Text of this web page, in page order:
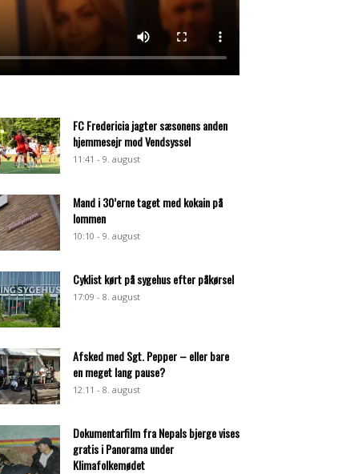
FC Fredericia jagter sæsonens anden
hjemmesejr mod Vendsyssel
11:41 - 9. august
Mand i 30’erne taget med kokain på
lommen
10:10 - 9. august
Cyklist kørt på sygehus efter påkørsel
17:09 - 8. august
Afsked med Sgt. Pepper – eller bare
en meget lang pause?
12:11 - 8. august
Dokumentarfilm fra Nepals bjerge vises
gratis i Panorama under
Klimafolkemødet